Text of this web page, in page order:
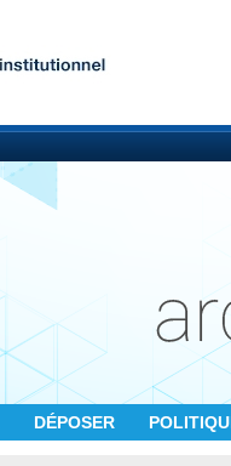
DÉPOSER